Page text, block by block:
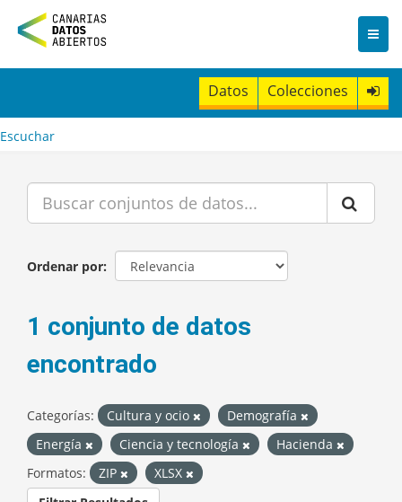
n
t
Datos Colecciones
Escuchar
Ordenar por
1 conjunto de datos
encontrado
Categorías: Cultura y ocio
Demografía
Energía
Ciencia y tecnología
Hacienda
Formatos:
ZIP
XLSX